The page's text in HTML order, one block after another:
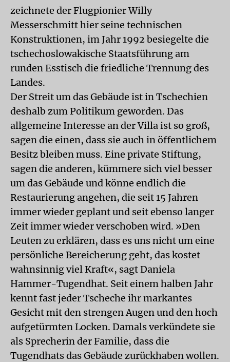
zeichnete der Flugpionier Willy
Messerschmitt hier seine technischen
Konstruktionen, im Jahr 1992 besiegelte die
tschechoslowakische Staatsführung am
runden Esstisch die friedliche Trennung des
Landes.
Der Streit um das Gebäude ist in Tschechien
deshalb zum Politikum geworden. Das
allgemeine Interesse an der Villa ist so groß,
sagen die einen, dass sie auch in öffentlichem
Besitz bleiben muss. Eine private Stiftung,
sagen die anderen, kümmere sich viel besser
um das Gebäude und könne endlich die
Restaurierung angehen, die seit 15 Jahren
immer wieder geplant und seit ebenso langer
Zeit immer wieder verschoben wird. »Den
Leuten zu erklären, dass es uns nicht um eine
persönliche Bereicherung geht, das kostet
wahnsinnig viel Kraft«, sagt Daniela
Hammer-Tugendhat. Seit einem halben Jahr
kennt fast jeder Tscheche ihr markantes
Gesicht mit den strengen Augen und den hoch
aufgetürmten Locken. Damals verkündete sie
als Sprecherin der Familie, dass die
Tugendhats das Gebäude zurückhaben wollen.